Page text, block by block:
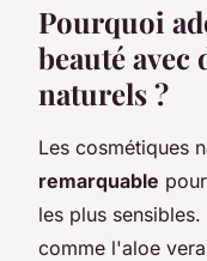
Pourquoi
beauté avec
naturels ?
Les cosmétiques
remarquable
les plus
comme l'aloe